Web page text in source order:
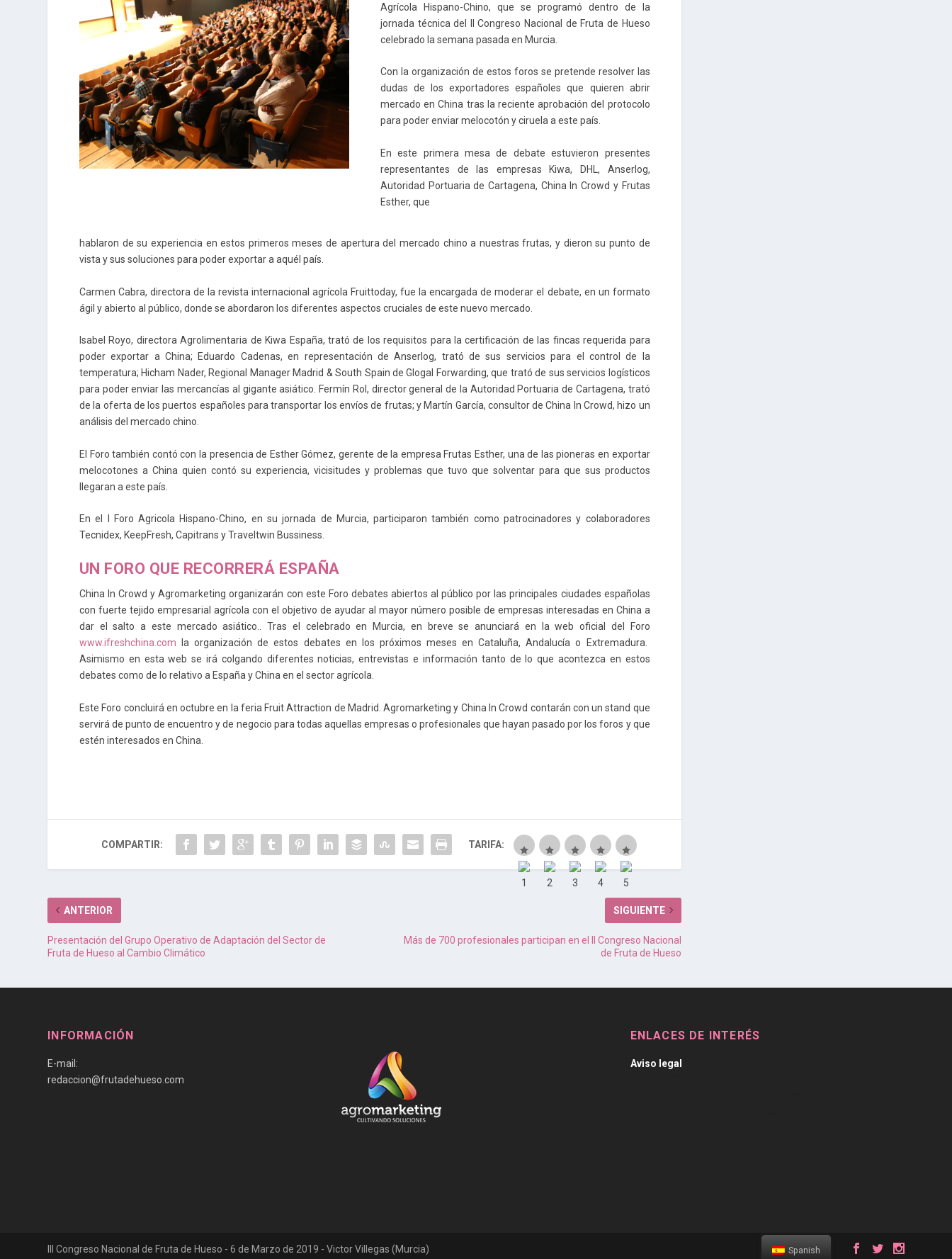
Agrícola Hispano-Chino, que se programó dentro de la
jornada técnica del II Congreso Nacional de Fruta de Hueso
celebrado la semana pasada en Murcia.
Con la organización de estos foros se pretende resolver las
dudas de los exportadores españoles que quieren abrir
mercado en China tras la reciente aprobación del protocolo
para poder enviar melocotón y ciruela a este país.
En este primera mesa de debate estuvieron presentes
representantes de las empresas Kiwa, DHL, Anserlog,
Autoridad Portuaria de Cartagena, China In Crowd y Frutas
Esther, que
hablaron de su experiencia en estos primeros meses de apertura del mercado chino a nuestras frutas, y dieron su punto de
vista y sus soluciones para poder exportar a aquél país.
Carmen Cabra, directora de la revista internacional agrícola Fruittoday, fue la encargada de moderar el debate, en un formato
ágil y abierto al público, donde se abordaron los diferentes aspectos cruciales de este nuevo mercado.
Isabel Royo, directora Agrolimentaria de Kiwa España, trató de los requisitos para la certificación de las fincas requerida para
poder exportar a China; Eduardo Cadenas, en representación de Anserlog, trató de sus servicios para el control de la
temperatura; Hicham Nader, Regional Manager Madrid & South Spain de Glogal Forwarding, que trató de sus servicios logísticos
para poder enviar las mercancías al gigante asiático. Fermín Rol, director general de la Autoridad Portuaria de Cartagena, trató
de la oferta de los puertos españoles para transportar los envíos de frutas; y Martín García, consultor de China In Crowd, hizo un
análisis del mercado chino.
El Foro también contó con la presencia de Esther Gómez, gerente de la empresa Frutas Esther, una de las pioneras en exportar
melocotones a China quien contó su experiencia, vicisitudes y problemas que tuvo que solventar para que sus productos
llegaran a este país.
En el I Foro Agricola Hispano-Chino, en su jornada de Murcia, participaron también como patrocinadores y colaboradores
Tecnidex, KeepFresh, Capitrans y Traveltwin Bussiness.
UN FORO QUE RECORRERÁ ESPAÑA
China In Crowd y Agromarketing organizarán con este Foro debates abiertos al público por las principales ciudades españolas
con fuerte tejido empresarial agrícola con el objetivo de ayudar al mayor número posible de empresas interesadas en China a
dar el salto a este mercado asiático.. Tras el celebrado en Murcia, en breve se anunciará en la web oficial del Foro
www.ifreshchina.com la organización de estos debates en los próximos meses en Cataluña, Andalucía o Extremadura.
Asimismo en esta web se irá colgando diferentes noticias, entrevistas e información tanto de lo que acontezca en estos
debates como de lo relativo a España y China en el sector agrícola.
Este Foro concluirá en octubre en la feria Fruit Attraction de Madrid. Agromarketing y China In Crowd contarán con un stand que
servirá de punto de encuentro y de negocio para todas aquellas empresas o profesionales que hayan pasado por los foros y que
estén interesados en China.
COMPARTIR: TARIFA:
ANTERIOR
Presentación del Grupo Operativo de Adaptación del Sector de
Fruta de Hueso al Cambio Climático
SIGUIENTE
Más de 700 profesionales participan en el II Congreso Nacional
de Fruta de Hueso
INFORMACIÓN
E-mail:
redaccion@frutadehueso.com
ENLACES DE INTERÉS
Aviso legal
III Congreso Nacional de Fruta de Hueso - 6 de Marzo de 2019 - Victor Villegas (Murcia) Spanish